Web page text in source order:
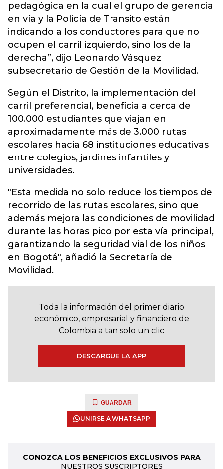
pedagógica en la cual el grupo de gerencia
en vía y la Policía de Transito están
indicando a los conductores para que no
ocupen el carril izquierdo, sino los de la
derecha”, dijo Leonardo Vásquez
subsecretario de Gestión de la Movilidad.
Según el Distrito, la implementación del
carril preferencial, beneficia a cerca de
100.000 estudiantes que viajan en
aproximadamente más de 3.000 rutas
escolares hacia 68 instituciones educativas
entre colegios, jardines infantiles y
universidades.
"Esta medida no solo reduce los tiempos de
recorrido de las rutas escolares, sino que
además mejora las condiciones de movilidad
durante las horas pico por esta vía principal,
garantizando la seguridad vial de los niños
en Bogotá", añadió la Secretaría de
Movilidad.
Toda la información del primer diario
económico, empresarial y financiero de
Colombia a tan solo un clic
DESCARGUE LA APP
GUARDAR
UNIRSE A WHATSAPP
CONOZCA LOS BENEFICIOS EXCLUSIVOS PARA
NUESTROS SUSCRIPTORES